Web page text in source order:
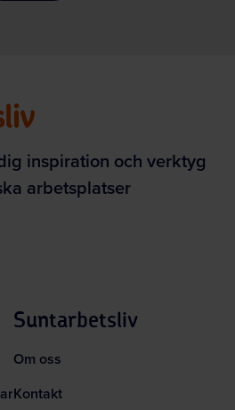
inspiration och verktyg
arbetsplatser
Suntarbetsliv
Om oss
Kontakt